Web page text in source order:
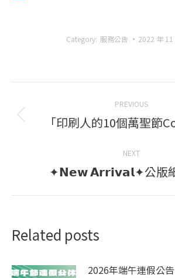
Category: 服務公告 2022 年 11
navigation
PREVIOUS
Previous
「印刷人的10個萬聖節
NEXT
Next
✦𝗡𝗲𝘄 𝗔𝗿𝗿𝗶𝘃𝗮𝗹✦公版
Related posts
2026年端午連假公告